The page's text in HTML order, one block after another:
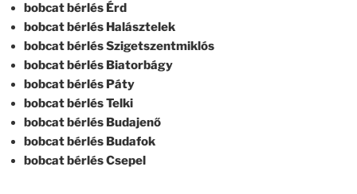
bobcat bérlés Érd
bobcat bérlés Halásztelek
bobcat bérlés Szigetszentmiklós
bobcat bérlés Biatorbágy
bobcat bérlés Páty
bobcat bérlés Telki
bobcat bérlés Budajenő
bobcat bérlés Budafok
bobcat bérlés Csepel